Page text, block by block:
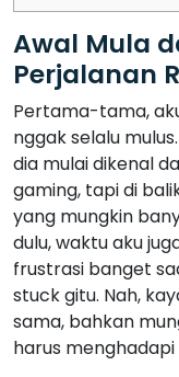
Awal Mula
Perjalanan
Pertama-tama,
nggak selalu
dia mulai dikenal
gaming, tapi di
yang mungkin
dulu, waktu aku
frustrasi banget
stuck gitu. Nah,
sama, bahkan
harus